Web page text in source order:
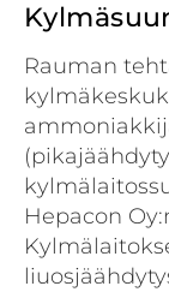
Rauman
Hepacon